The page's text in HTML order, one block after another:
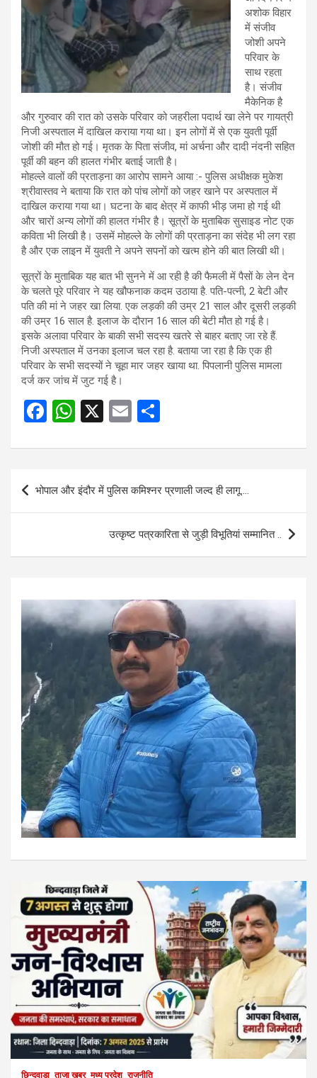
अशोक विहार
में संजीव
जोशी अपने
परिवार के
साथ रहता
है। संजीव
मैकेनिक है
और गुरुवार की रात को उसके परिवार को जहरीला पदार्थ खा लेने पर गायत्री
निजी अस्पताल में दाखिल कराया गया था। इन लोगों में से एक युवती पूर्वी
जोशी की मौत हो गई। मृतक के पिता संजीव, मां अर्चना और दादी नंदनी सहित
पूर्वी की बहन की हालत गंभीर बताई जाती है।
मोहल्ले वालों की प्रताड़ना का आरोप सामने आया :- पुलिस अधीक्षक मुकेश
श्रीवास्तव ने बताया कि रात को पांच लोगों को जहर खाने पर अस्पताल में
दाखिल कराया गया था। घटना के बाद क्षेत्र में काफी भीड़ जमा हो गई थी
और चारों अन्य लोगों की हालत गंभीर है। सूत्रों के मुताबिक सुसाइड नोट एक
कविता भी लिखी है। उसमें मोहल्ले के लोगों की प्रताड़ना का संदेह भी लग रहा
है और एक लाइन में युवती ने अपने सपनों को खत्म होने की बात लिखी थी।
सूत्रों के मुताबिक यह बात भी सुनने में आ रही है की फैमली में पैसों के लेन देन
के चलते पूरे परिवार ने यह खौफनाक कदम उठाया है. पति-पत्नी, 2 बेटी और
पति की मां ने जहर खा लिया. एक लड़की की उम्र 21 साल और दूसरी लड़की
की उम्र 16 साल है. इलाज के दौरान 16 साल की बेटी मौत हो गई है।
इसके अलावा परिवार के बाकी सभी सदस्य खतरे से बाहर बताए जा रहे हैं.
निजी अस्पताल में उनका इलाज चल रहा है. बताया जा रहा है कि एक ही
परिवार के सभी सदस्यों ने चूहा मार जहर खाया था. पिपलानी पुलिस मामला
दर्ज कर जांच में जुट गई है।
F
ce
o
W
at
s
A
X
E
ail ar
Post
navigation
भोपाल और इंदौर में पुलिस कमिश्नर प्रणाली जल्द ही लागू….
उत्कृष्ट पत्रकारिता से जुड़ी विभूतियां सम्मानित ..
छिन्दवाड़ा ताजा खबर मध्य प्रदेश राजनीति